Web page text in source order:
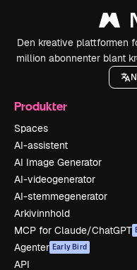
Den kreative plattformen
million abonnenter blant
Produkter
Spaces
AI-assistent
AI Image Generator
AI-videogenerator
AI-stemmegenerator
Arkivinnhold
MCP for Claude/ChatGPT
Agenter Early Bird
API